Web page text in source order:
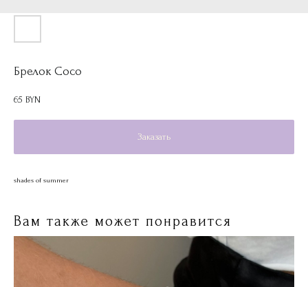
Брелок Coco
65 BYN
Заказать
shades of summer
Вам также может понравится